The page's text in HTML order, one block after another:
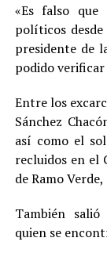
«Es falso que
políticos
presidente de
podido verificar
Entre los
Sánchez
así como el
recluidos en el
de Ramo
También
quien se